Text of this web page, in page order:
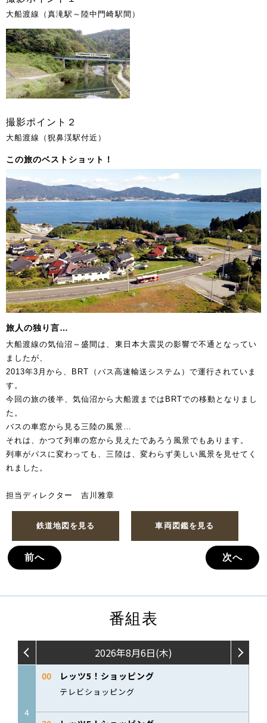
大船渡線（真滝駅～陸中門崎駅間）
撮影ポイント２
大船渡線（猊鼻渓駅付近）
この旅のベストショット！
旅人の独り言…
大船渡線の気仙沼～盛間は、東日本大震災の影響で不通となってい
ましたが、
2013年3月から、BRT（バス高速輸送システム）で運行されていま
す。
今回の旅の後半、気仙沼から大船渡まではBRTでの移動となりまし
た。
バスの車窓から見る三陸の風景…
それは、かつて列車の窓から見えたであろう風景でもあります。
列車がバスに変わっても、三陸は、変わらず美しい風景を見せてく
れました。
担当ディレクター 吉川雅章
鉄道地図を見る 車両図鑑を見る
前へ 次へ
番組表